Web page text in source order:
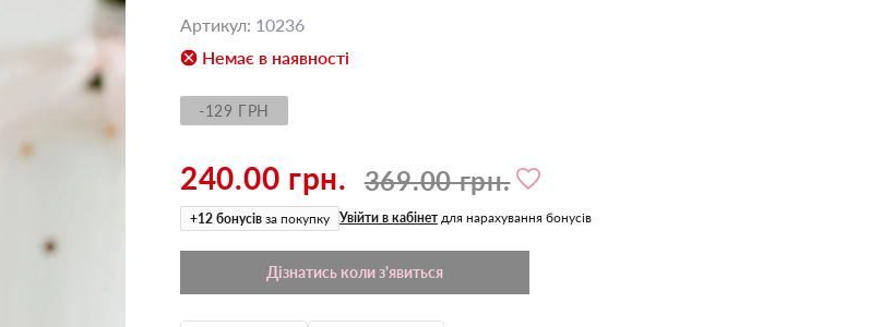
Артикул: 10236
Немає в наявності
-129 ГРН
240.00 грн. 369.00 грн.
+12 бонусів за покупку Увійти в кабінет для нарахування бонусів
Дізнатись коли з'явиться